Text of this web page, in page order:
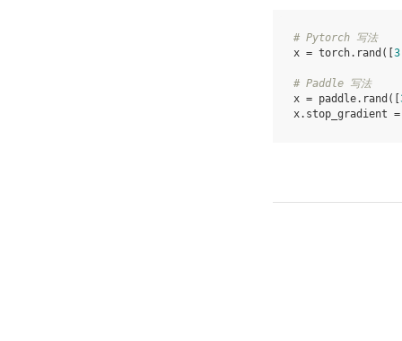
# Pytorch 写法
x = torch. rand ([3
# Paddle 写法
x = paddle. rand ([
x. stop_gradient =